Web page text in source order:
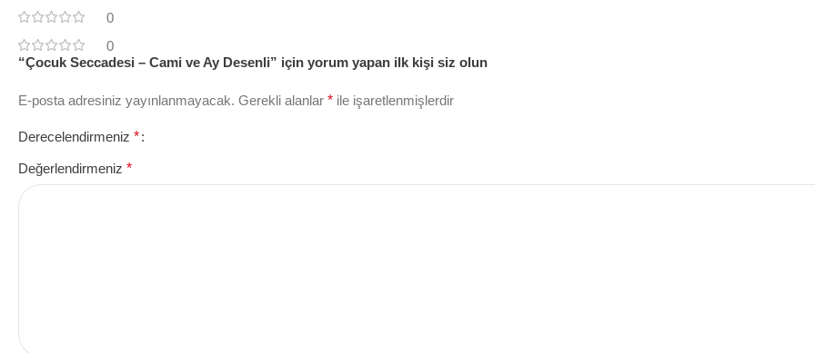
0
0
“Çocuk Seccadesi – Cami ve Ay Desenli” için yorum yapan ilk kişi siz olun
E-posta adresiniz yayınlanmayacak. Gerekli alanlar * ile işaretlenmişlerdir
Derecelendirmeniz *
Değerlendirmeniz *